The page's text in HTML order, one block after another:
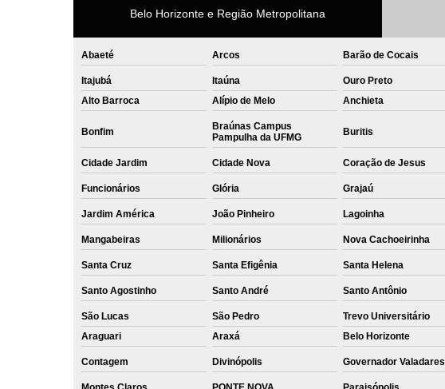
Belo Horizonte e Região Metropolitana
Abaeté Arcos Barão de Cocais
Itajubá Itaúna Ouro Preto
Alto Barroca
Alípio de Melo Anchieta
Bonfim
Braúnas Campus
Pampulha da UFMG
Buritis
Cidade Jardim Cidade Nova Coração de Jesus
Funcionários Glória Grajaú
Jardim América João Pinheiro Lagoinha
Mangabeiras Milionários Nova Cachoeirinha
Santa Cruz Santa Efigênia Santa Helena
Santo Agostinho Santo André Santo Antônio
São Lucas São Pedro
Trevo Universitário
Araguari
Araxá Belo Horizonte
Contagem Divinópolis Governador Valadares